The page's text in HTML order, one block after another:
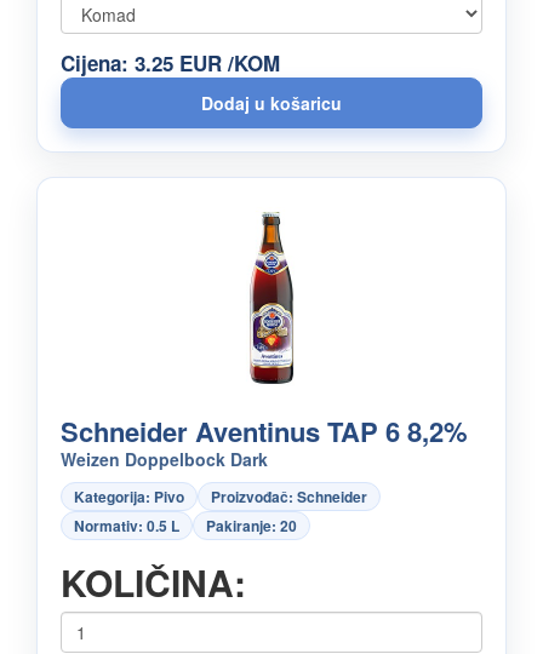
Cijena: 3.25 EUR /KOM
Schneider Aventinus TAP 6 8,2%
Weizen Doppelbock Dark
Kategorija: Pivo
Proizvođač: Schneider
Normativ: 0.5 L
Pakiranje: 20
KOLIČINA: